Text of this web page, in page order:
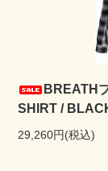
BREATH
SHIRT /
29,260円(税込)